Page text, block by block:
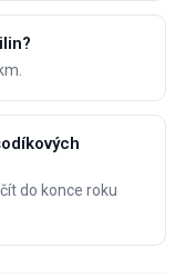
do konce roku